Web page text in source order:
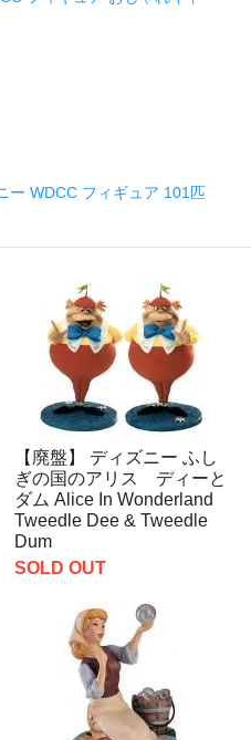
ー WDCC フィギュア 101匹
【廃盤】 ディズニー ふし
ぎの国のアリス ディーと
ダム Alice In Wonderland
Tweedle Dee & Tweedle
Dum
SOLD OUT